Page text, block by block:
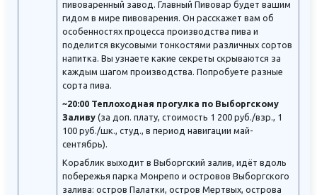
пивоваренный завод. Главный Пивовар будет вашим
гидом в мире пивоварения. Он расскажет вам об
особенностях процесса производства пива и
поделится вкусовыми тонкостями различных сортов
напитка. Вы узнаете какие секреты скрываются за
каждым шагом производства. Попробуете разные
сорта пива.
~20:00 Теплоходная прогулка по Выборгскому
Заливу (за доп. плату, стоимость 1 200 руб./взр., 1
100 руб./шк., студ., в период навигации май-
сентябрь).
Кораблик выходит в Выборгский залив, идёт вдоль
побережья парка Монрепо и островов Выборгского
залива: остров Палатки, остров Мертвых, острова